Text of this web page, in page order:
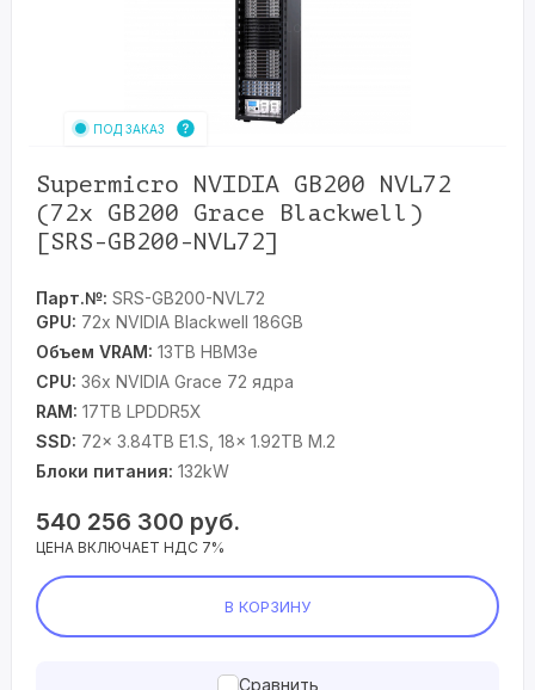
ПОД ЗАКАЗ
Supermicro NVIDIA GB200 NVL72
(72x GB200 Grace Blackwell)
[SRS-GB200-NVL72]
Парт.№: SRS-GB200-NVL72
GPU: 72x NVIDIA Blackwell 186GB
Объем VRAM: 13TB HBM3e
CPU: 36x NVIDIA Grace 72 ядра
RAM: 17TB LPDDR5X
SSD: 72x 3.84TB E1.S, 18x 1.92TB M.2
Блоки питания: 132kW
540 256 300 руб.
ЦЕНА ВКЛЮЧАЕТ НДС 7%
В КОРЗИНУ
Сравнить